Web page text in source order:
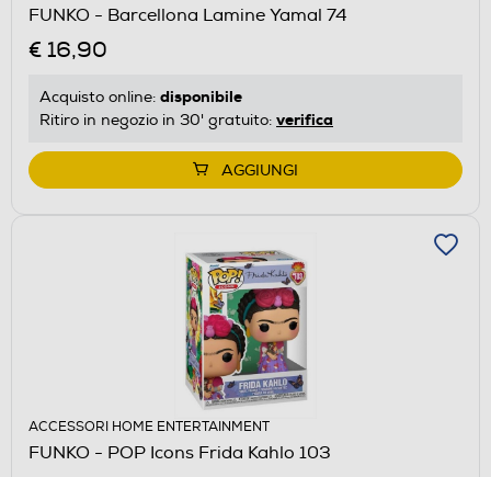
FUNKO - Barcellona Lamine Yamal 74
€ 16,90
Acquisto online: disponibile
Ritiro in negozio in 30' gratuito: verifica
AGGIUNGI
ACCESSORI HOME ENTERTAINMENT
FUNKO - POP Icons Frida Kahlo 103